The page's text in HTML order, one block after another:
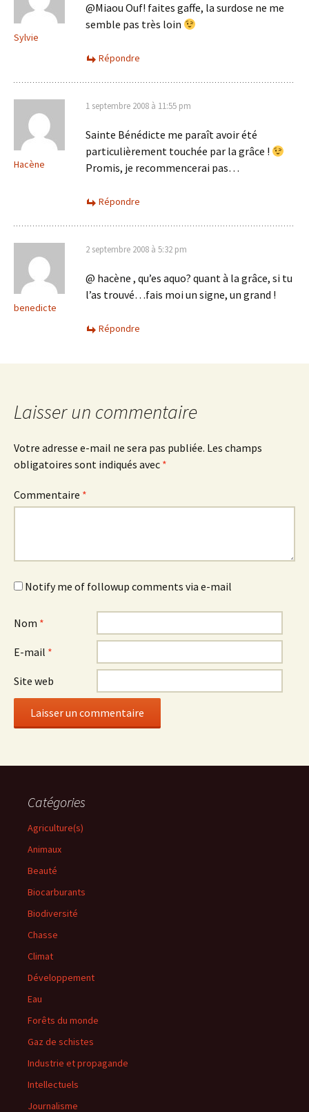
Sylvie
@Miaou Ouf! faites gaffe, la surdose ne me
semble pas très loin
Répondre
Hacène
1 septembre 2008 à 11:55 pm
Sainte Bénédicte me paraît avoir été
particulièrement touchée par la grâce !
Promis, je recommencerai pas…
Répondre
benedicte
2 septembre 2008 à 5:32 pm
@ hacène , qu’es aquo? quant à la grâce, si tu
l’as trouvé…fais moi un signe, un grand !
Répondre
Laisser un commentaire
Votre adresse e-mail ne sera pas publiée. Les champs
obligatoires sont indiqués avec *
Commentaire *
Notify me of followup comments via e-mail
Nom *
E-mail *
Site web
Catégories
Agriculture(s)
Animaux
Beauté
Biocarburants
Biodiversité
Chasse
Climat
Développement
Eau
Forêts du monde
Gaz de schistes
Industrie et propagande
Intellectuels
Journalisme